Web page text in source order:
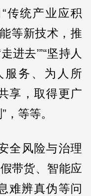
传统产业应积
等新技术，推
进去’”“坚持人
服务、为人所
享，取得更广
等等。
全风险与治理
带货、智能应
难辨真伪等问